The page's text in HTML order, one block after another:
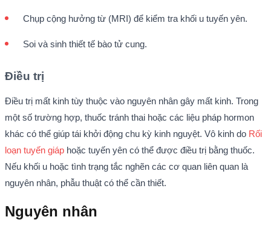
Chụp cộng hưởng từ (MRI) để kiểm tra khối u tuyến yên.
Soi và sinh thiết tế bào tử cung.
Điều trị
Điều trị mất kinh tùy thuộc vào nguyên nhân gây mất kinh. Trong
một số trường hợp, thuốc tránh thai hoặc các liệu pháp hormon
khác có thể giúp tái khởi động chu kỳ kinh nguyệt. Vô kinh do Rối
loạn tuyến giáp hoặc tuyến yên có thể được điều trị bằng thuốc.
Nếu khối u hoặc tình trạng tắc nghẽn các cơ quan liên quan là
nguyên nhân, phẫu thuật có thể cần thiết.
Nguyên nhân